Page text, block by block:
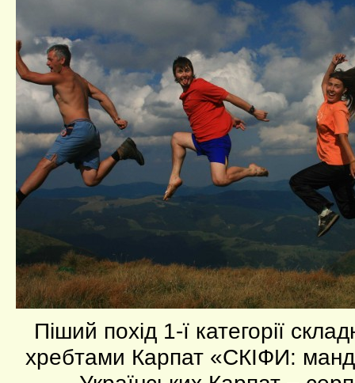
Піший похід 1-ї категорії
хребтами Карпат «СКІФИ: